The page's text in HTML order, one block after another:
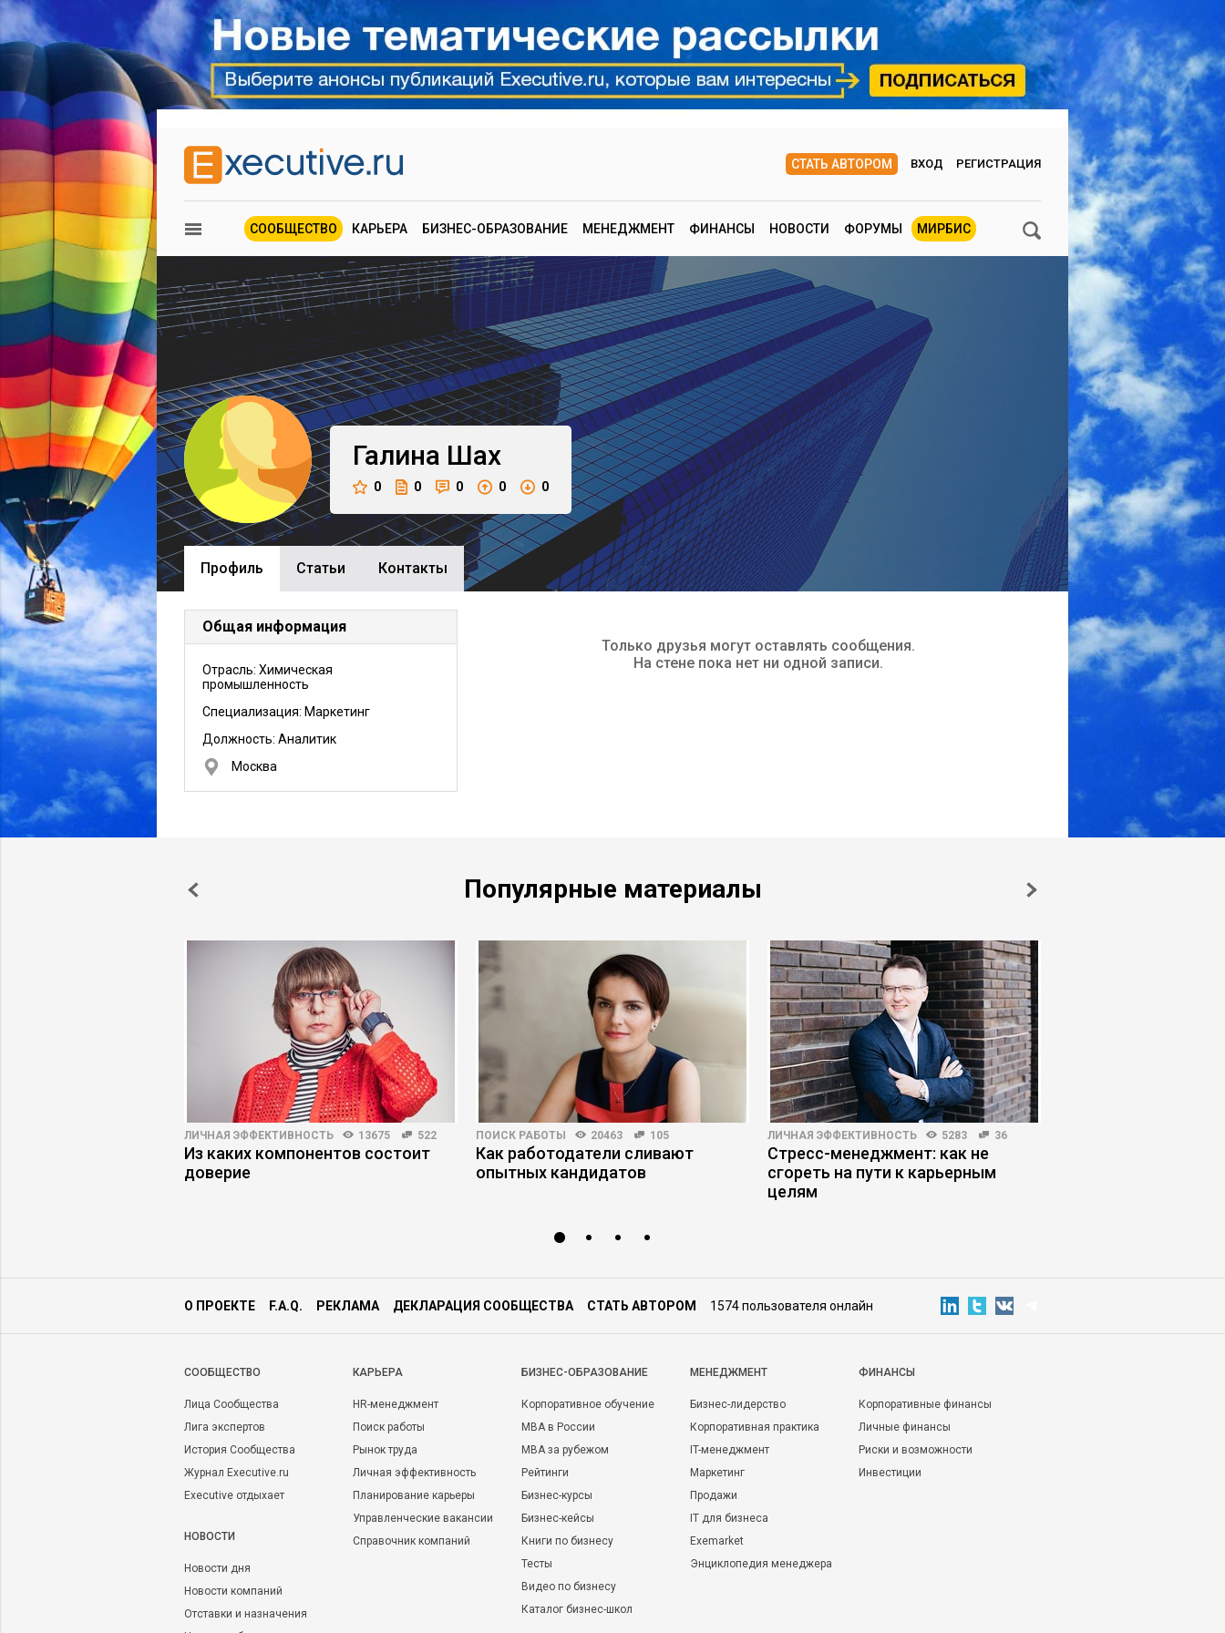
СТАТЬ АВТОРОМ ВХОД РЕГИСТРАЦИЯ
СООБЩЕСТВО КАРЬЕРА БИЗНЕС-ОБРАЗОВАНИЕ МЕНЕДЖМЕНТ ФИНАНСЫ НОВОСТИ ФОРУМЫ МИРБИС
Галина Шах
0 0 0 0 0
Профиль Cтатьи Контакты
Общая информация
Отрасль: Химическая
промышленность
Специализация: Маркетинг
Должность: Аналитик
Москва
Только друзья могут оставлять сообщения.
На стене пока нет ни одной записи.
Популярные материалы
ЛИЧНАЯ ЭФФЕКТИВНОСТЬ 13675 522
Из каких компонентов состоит
доверие
ПОИСК РАБОТЫ 20463 105
Как работодатели сливают
опытных кандидатов
ЛИЧНАЯ ЭФФЕКТИВНОСТЬ 5283 36
Стресс-менеджмент: как не
сгореть на пути к карьерным
целям
О ПРОЕКТЕ F.A.Q. РЕКЛАМА ДЕКЛАРАЦИЯ СООБЩЕСТВА СТАТЬ АВТОРОМ 1574 пользователя онлайн
CООБЩЕСТВО
Лица Сообщества
Лига экспертов
История Сообщества
Журнал Executive.ru
Executive отдыхает
НОВОСТИ
Новости дня
Новости компаний
Отставки и назначения
КАРЬЕРА
HR-менеджмент
Поиск работы
Рынок труда
Личная эффективность
Планирование карьеры
Управленческие вакансии
Справочник компаний
БИЗНЕС-ОБРАЗОВАНИЕ
Корпоративное обучение
MBA в России
MBA за рубежом
Рейтинги
Бизнес-курсы
Бизнес-кейсы
Книги по бизнесу
Тесты
Видео по бизнесу
Каталог бизнес-школ
МЕНЕДЖМЕНТ
Бизнес-лидерство
Корпоративная практика
IT-менеджмент
Маркетинг
Продажи
IT для бизнеса
Exemarket
Энциклопедия менеджера
ФИНАНСЫ
Корпоративные финансы
Личные финансы
Риски и возможности
Инвестиции